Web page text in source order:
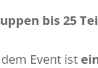
bis 25
Event ist